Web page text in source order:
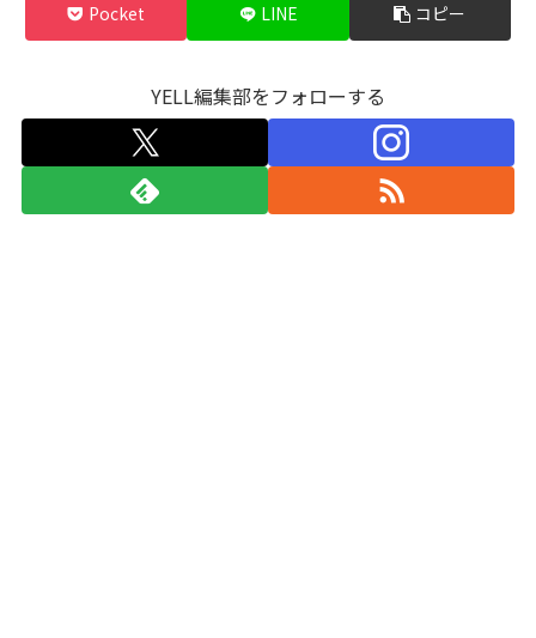
Pocket LINE コピー
YELL編集部をフォローする